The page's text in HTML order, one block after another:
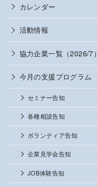
カレンダー
活動情報
協力企業一覧（2026/7）
今月の支援プログラム
セミナー告知
各種相談告知
ボランティア告知
企業見学会告知
JOB体験告知